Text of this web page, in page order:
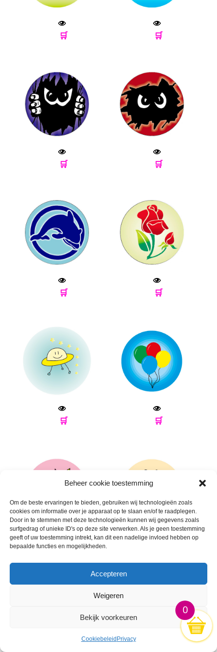
Beheer cookie toestemming
Om de beste ervaringen te bieden, gebruiken wij technologieën zoals
cookies om informatie over je apparaat op te slaan en/of te raadplegen.
Door in te stemmen met deze technologieën kunnen wij gegevens zoals
surfgedrag of unieke ID's op deze site verwerken. Als je geen toestemming
geeft of uw toestemming intrekt, kan dit een nadelige invloed hebben op
bepaalde functies en mogelijkheden.
Accepteren
Weigeren
Bekijk voorkeuren
Cookiebeleid Privacy
🛒 🛒
🛒 🛒
🛒 🛒
🛒 🛒
🛒
0